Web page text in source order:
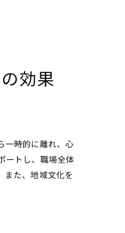
効果
一時的に離れ、心
ートし、職場全体
また、地域文化を